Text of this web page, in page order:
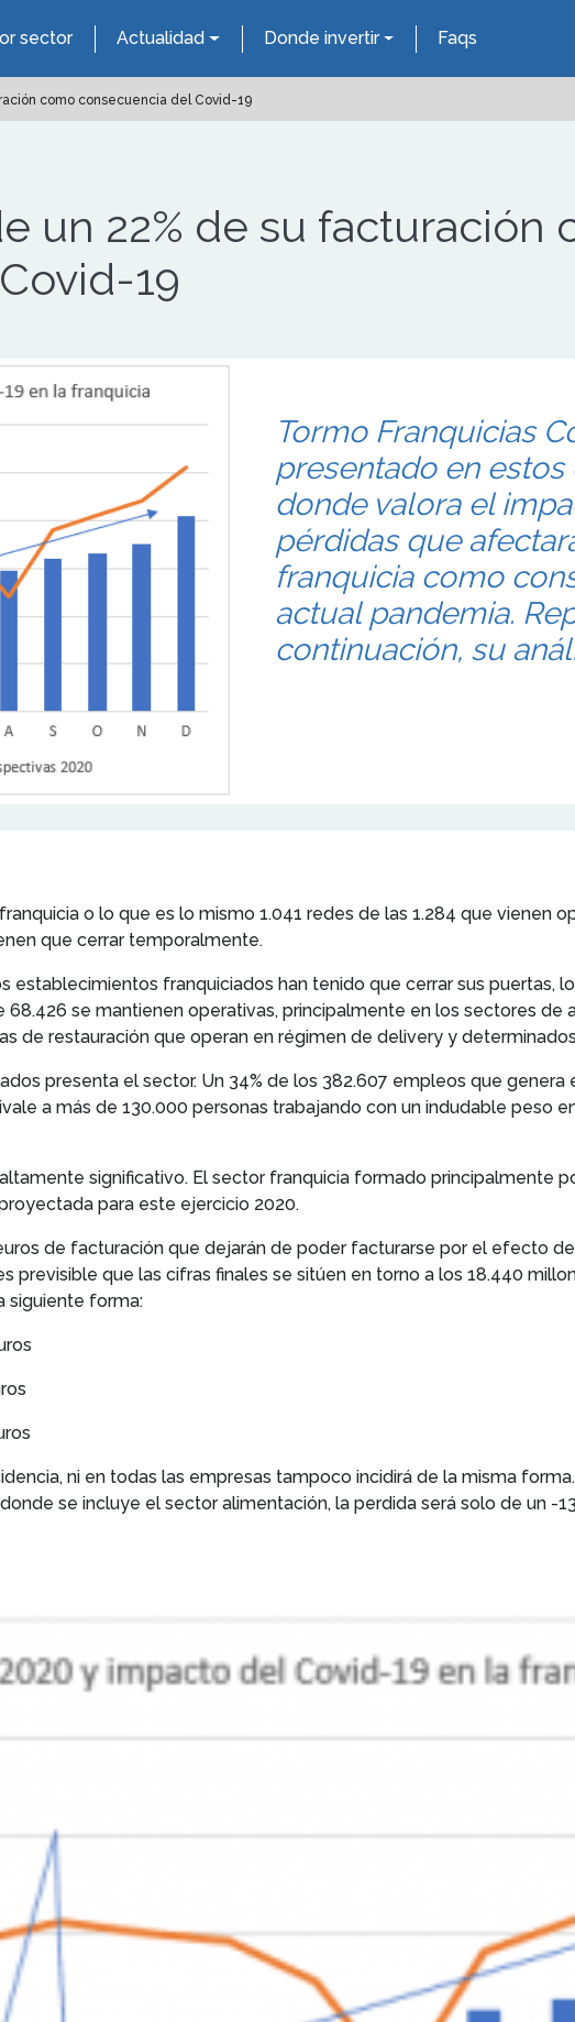
sector Actualidad Donde invertir Faqs
como consecuencia del Covid-19
un 22% de su facturación
19
Tormo Franquicias
presentado en
donde valora el
pérdidas que
franquicia como
actual pandemia.
continuación, su
o lo que es lo mismo 1.041 redes de las 1.284 que vienen
que cerrar temporalmente.
establecimientos franquiciados han tenido que cerrar sus puertas,
68.426 se mantienen operativas, principalmente en los sectores de
de restauración que operan en régimen de delivery y
presenta el sector. Un 34% de los 382.607 empleos que genera
a más de 130.000 personas trabajando con un indudable peso
significativo. El sector franquicia formado principalmente
para este ejercicio 2020.
de facturación que dejarán de poder facturarse por el efecto
previsible que las cifras finales se sitúen en torno a los 18.440
siguiente forma:
ni en todas las empresas tampoco incidirá de la misma
se incluye el sector alimentación, la perdida será solo de un -